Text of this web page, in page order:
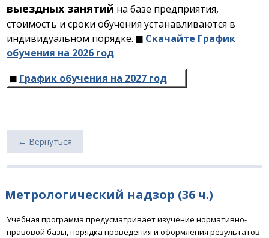
выездных занятий на базе предприятия,
стоимость и сроки обучения устанавливаются в
индивидуальном порядке. ◼ Скачайте График
обучения на 2026 год
◼ График обучения на 2027 год
← Вернуться
Метрологический надзор (36 ч.)
Учебная программа предусматривает изучение нормативно-
правовой базы, порядка проведения и оформления результатов